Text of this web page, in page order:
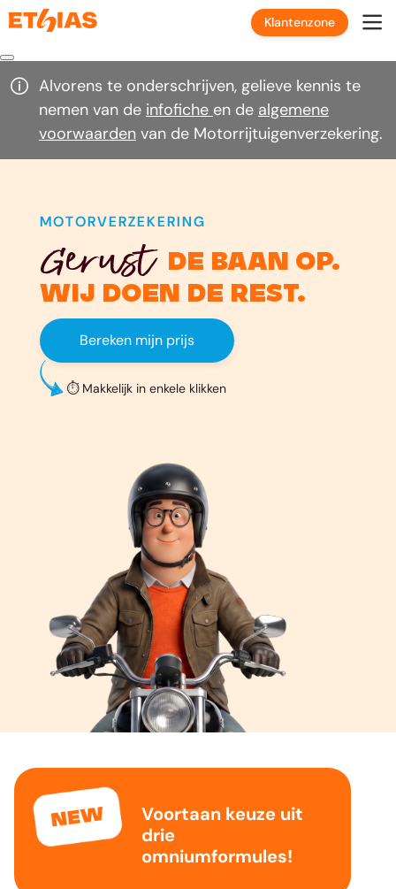
Klantenzone
Alvorens te onderschrijven, gelieve kennis te
nemen van de infofiche en de algemene
voorwaarden van de Motorrijtuigenverzekering.
MOTORVERZEKERING
Gerust de baan op.
Wij doen de rest.
Bereken mijn prijs
⏱️ Makkelijk in enkele klikken
Voortaan keuze uit
drie
omniumformules!